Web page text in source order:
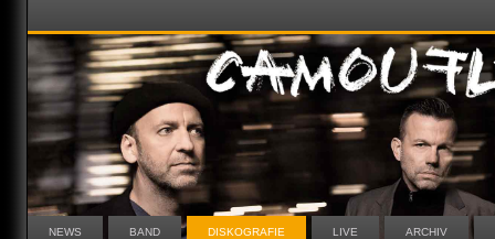
NEWS BAND DISKOGRAFIE LIVE ARCHIV